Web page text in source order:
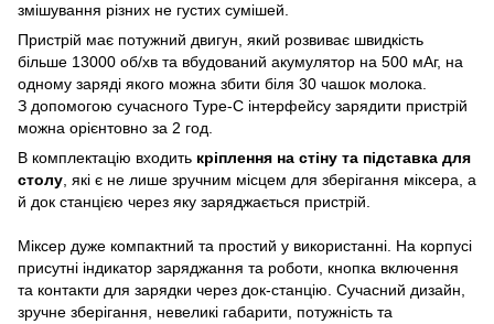
змішування різних не густих сумішей.
Пристрій має потужний двигун, який розвиває швидкість
більше 13000 об/хв та вбудований акумулятор на 500 мАг, на
одному заряді якого можна збити біля 30 чашок молока.
З допомогою сучасного Type-C інтерфейсу зарядити пристрій
можна орієнтовно за 2 год.
В комплектацію входить кріплення на стіну та підставка для
столу , які є не лише зручним місцем для зберігання міксера, а
й док станцією через яку заряджається пристрій.
Міксер дуже компактний та простий у використанні. На корпусі
присутні індикатор заряджання та роботи, кнопка включення
та контакти для зарядки через док-станцію. Сучасний дизайн,
зручне зберігання, невеликі габарити, потужність та